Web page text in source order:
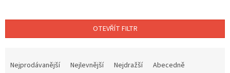
OTEVŘÍT FILTR
Nejprodávanější Nejlevnější Nejdražší Abecedně